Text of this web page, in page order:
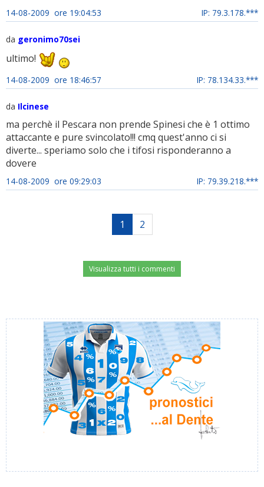
14-08-2009 ore 19:04:53 IP: 79.3.178.***
da geronimo70sei
ultimo!
14-08-2009 ore 18:46:57 IP: 78.134.33.***
da Ilcinese
ma perchè il Pescara non prende Spinesi che è 1 ottimo
attaccante e pure svincolato!!! cmq quest'anno ci si
diverte... speriamo solo che i tifosi risponderanno a
dovere
14-08-2009 ore 09:29:03 IP: 79.39.218.***
1 2
Visualizza tutti i commenti